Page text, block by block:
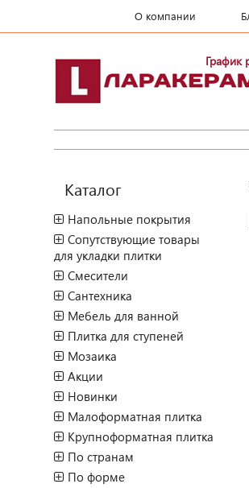
О компании
График
Каталог
Напольные покрытия
Сопутствующие товары
для укладки плитки
Смесители
Сантехника
Мебель для ванной
Плитка для ступеней
Мозаика
Акции
Новинки
Малоформатная плитка
Крупноформатная плитка
По странам
По форме